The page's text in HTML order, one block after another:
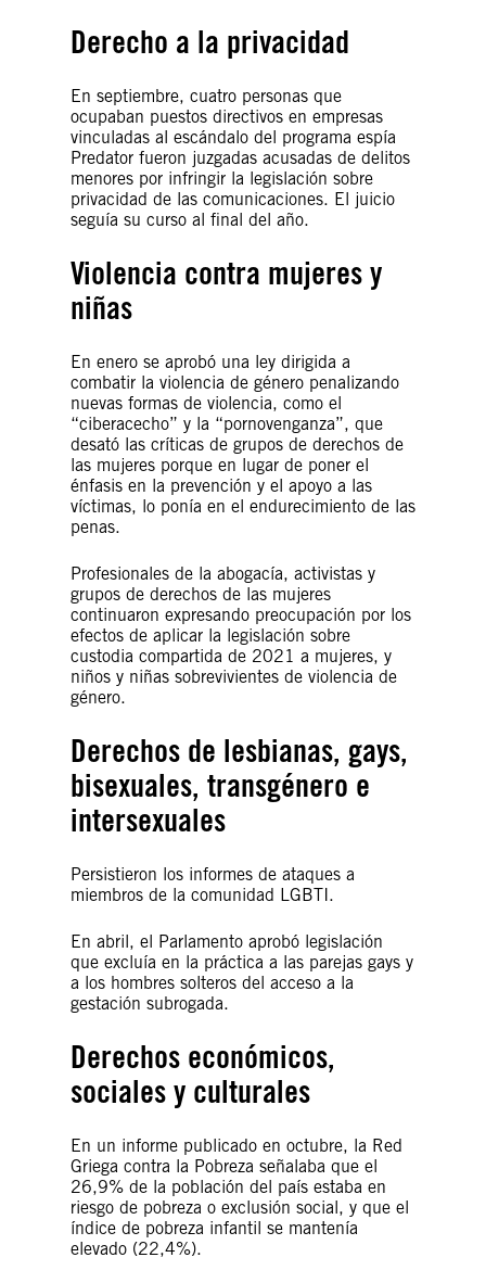
Derecho a la privacidad
En septiembre, cuatro personas que
ocupaban puestos directivos en empresas
vinculadas al escándalo del programa espía
Predator fueron juzgadas acusadas de delitos
menores por infringir la legislación sobre
privacidad de las comunicaciones. El juicio
seguía su curso al final del año.
Violencia contra mujeres y
niñas
En enero se aprobó una ley dirigida a
combatir la violencia de género penalizando
nuevas formas de violencia, como el
“ciberacecho” y la “pornovenganza”, que
desató las críticas de grupos de derechos de
las mujeres porque en lugar de poner el
énfasis en la prevención y el apoyo a las
víctimas, lo ponía en el endurecimiento de las
penas.
Profesionales de la abogacía, activistas y
grupos de derechos de las mujeres
continuaron expresando preocupación por los
efectos de aplicar la legislación sobre
custodia compartida de 2021 a mujeres, y
niños y niñas sobrevivientes de violencia de
género.
Derechos de lesbianas, gays,
bisexuales, transgénero e
intersexuales
Persistieron los informes de ataques a
miembros de la comunidad LGBTI.
En abril, el Parlamento aprobó legislación
que excluía en la práctica a las parejas gays y
a los hombres solteros del acceso a la
gestación subrogada.
Derechos económicos,
sociales y culturales
En un informe publicado en octubre, la Red
Griega contra la Pobreza señalaba que el
26,9% de la población del país estaba en
riesgo de pobreza o exclusión social, y que el
índice de pobreza infantil se mantenía
elevado (22,4%).